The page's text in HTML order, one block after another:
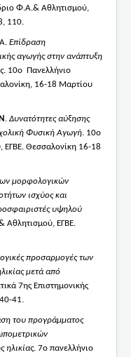
Φ.Α.& Αθλητισμού,
110.
Επίδραση
αγωγής στην ανάπτυξη
. 10ο Πανελλήνιο
16-18 Μαρτίου
. Δυνατότητες αύξησης
Φυσική Αγωγή. 10ο
ΕΓΒΕ. Θεσσαλονίκη 16-18
μορφολογικών
ισχύος και
υψηλού
Αθλητισμού, ΕΓΒΕ.
προσαρμογές των
μετά από
7ης Επιστημονικής
41.
του προγράμματος
ηλικίας. 7ο πανελλήνιο